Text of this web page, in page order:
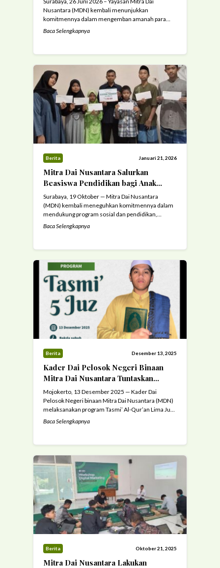
Miskin
Nusantara (MDN) kembali menunjukkan
komitmennya dalam mengemban amanah para
donatur melalui penyaluran zakat maal kepada
transparansi, dan kepedulian sosial dalam
mendistribusikan amanah donatur kepada para
fakir miskin yang membutuhkan. Salah satu
penerima manfaat kali ini adalah ...
Read more
Baca Selengkapnya
Berita Januari 21, 2026
Mitra Dai Nusantara Salurkan
Beasiswa Pendidikan bagi Anak
Yatim dan Piatu di TPA Karangrejo,
Surabaya
Surabaya, 19 Oktober — Mitra Dai Nusantara
(MDN) kembali meneguhkan komitmennya dalam
mendukung program sosial dan pendidikan,
khususnya bagi anak-anak yatim dan piatu. Kali ini,
Karangrejo, Surabaya, dalam sebuah kegiatan
silaturahmi yang penuh kehangatan dan
kebersamaan. Kegiatan yang berlangsung pada
sore ...
Baca Selengkapnya
Berita Desember 13, 2025
Kader Dai Pelosok Negeri Binaan
Mitra Dai Nusantara Tuntaskan
Tasmi’ Lima Juz di Kampus Madyan
Seloliman
Mojokerto, 13 Desember 2025 — Kader Dai
Pelosok Negeri binaan Mitra Dai Nusantara (MDN)
melaksanakan program Tasmi’ Al-Qur’an Lima Juz
yang diselenggarakan di Kampus Pengkaderan
akademik sekaligus penguatan ruhiyah para
mahasantri kader dai. Pelaksanaan tasmi’
berlangsung dalam suasana yang penuh khidmat.
Read more
Baca Selengkapnya
Berita Oktober 21, 2025
Mitra Dai Nusantara Lakukan